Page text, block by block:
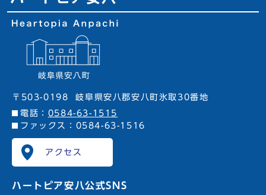
〒503-0198
岐阜県安八郡安八町氷取30番地
電話： 0584-63-1515
ファックス：0584-63-1516
アクセス
ハートピア安八公式SNS